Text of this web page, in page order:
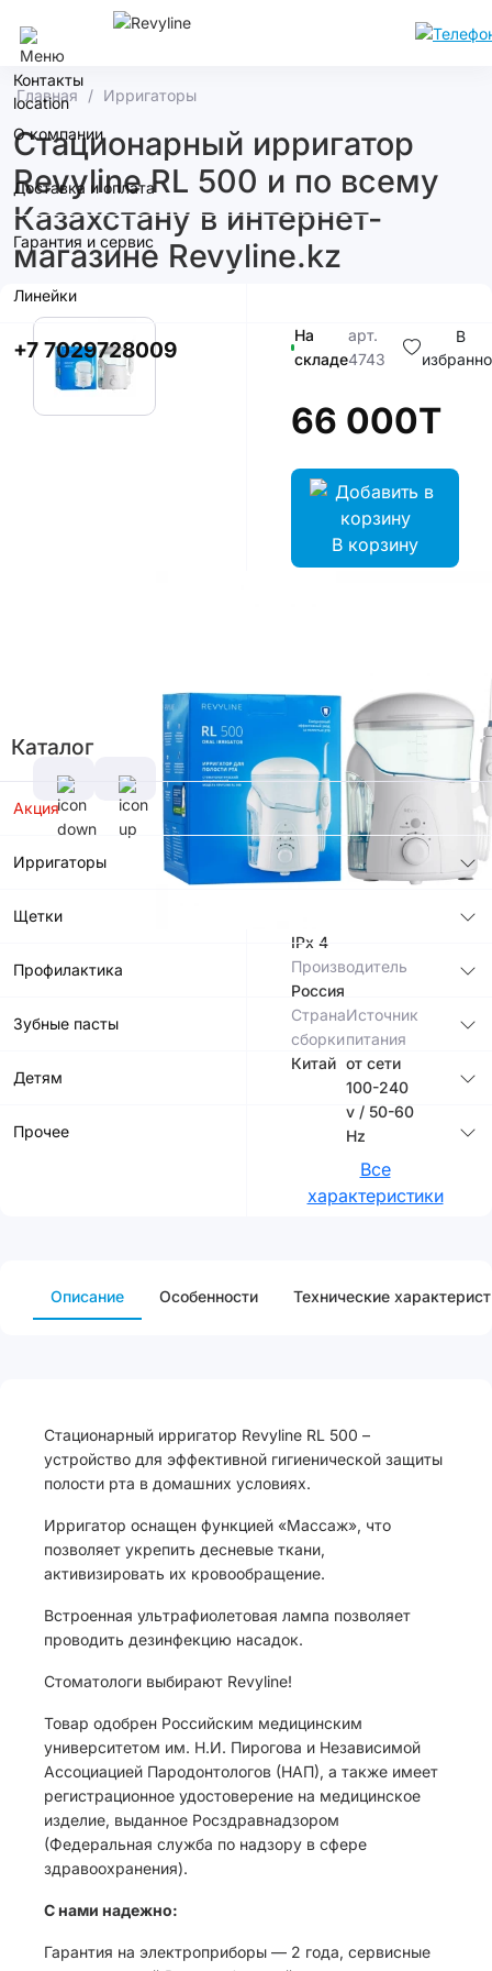
Контакты
О компании
Доставка и оплата
Гарантия и сервис
Линейки
+7 7029728009
Каталог
Акция
Ирригаторы
Щетки
Профилактика
Зубные пасты
Детям
Прочее
Главная Ирригаторы
Стационарный ирригатор
Revyline RL 500 и по всему
Казахстану в интернет-
магазине Revyline.kz
На
складе
арт.
4743
В
66 000T
В корзину
Характеристики
Материал
корпуса
Пластик
ABS
Потребляемая
Мощность
18 Вт
IPx 4
Производитель
Россия
Страна
сборки
Китай
Источник
питания
от сети
100-240
v / 50-60
Hz
Все
характеристики
Описание Особенности Технические
Стационарный ирригатор Revyline RL 500 –
устройство для эффективной гигиенической защиты
полости рта в домашних условиях.
Ирригатор оснащен функцией «Массаж», что
позволяет укрепить десневые ткани,
активизировать их кровообращение.
Встроенная ультрафиолетовая лампа позволяет
проводить дезинфекцию насадок.
Стоматологи выбирают Revyline!
Товар одобрен Российским медицинским
университетом им. Н.И. Пирогова и Независимой
Ассоциацией Пародонтологов (НАП), а также имеет
регистрационное удостоверение на медицинское
изделие, выданное Росздравнадзором
(Федеральная служба по надзору в сфере
здравоохранения).
С нами надежно:
Гарантия на электроприборы — 2 года, сервисные